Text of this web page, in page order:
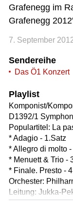
Grafenegg im
Grafenegg
7. September
Sendereihe
Das Ö1 Konzert
Playlist
Komponist/
D1392/1
Populartitel: La
* Adagio - 1.Satz
* Allegro di molto -
* Menuett & Trio -
* Finale. Presto -
Orchester:
Leitung: Jukka-
Länge: 20:45 min